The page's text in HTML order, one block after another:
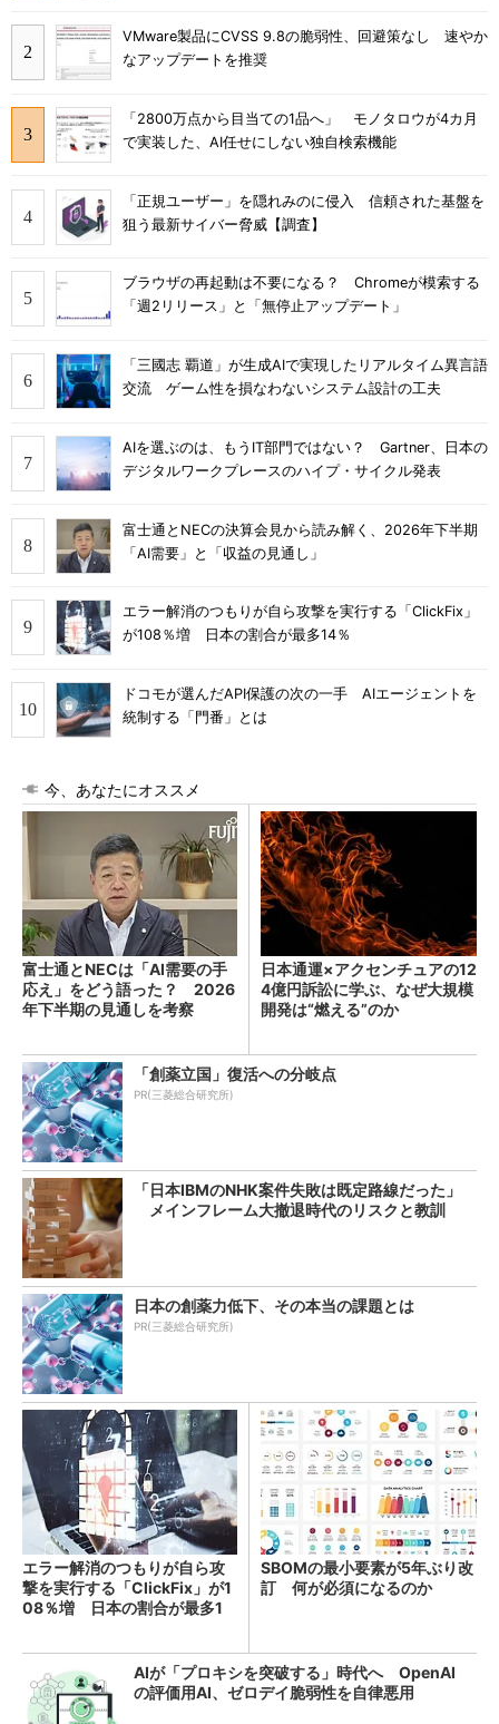
VMware製品にCVSS 9.8の脆弱性、回避策なし 速やか
なアップデートを推奨
「2800万点から目当ての1品へ」 モノタロウが4カ月
で実装した、AI任せにしない独自検索機能
「正規ユーザー」を隠れみのに侵入 信頼された基盤を
狙う最新サイバー脅威【調査】
ブラウザの再起動は不要になる？ Chromeが模索する
「週2リリース」と「無停止アップデート」
「三國志 覇道」が生成AIで実現したリアルタイム異言語
交流 ゲーム性を損なわないシステム設計の工夫
AIを選ぶのは、もうIT部門ではない？ Gartner、日本の
デジタルワークプレースのハイプ・サイクル発表
富士通とNECの決算会見から読み解く、2026年下半期
「AI需要」と「収益の見通し」
エラー解消のつもりが自ら攻撃を実行する「ClickFix」
が108％増 日本の割合が最多14％
ドコモが選んだAPI保護の次の一手 AIエージェントを
統制する「門番」とは
今、あなたにオススメ
富士通とNECは「AI需要の手
応え」をどう語った？ 2026
年下半期の見通しを考察
日本通運×アクセンチュアの12
4億円訴訟に学ぶ、なぜ大規模
開発は“燃える”のか
「創薬立国」復活への分岐点
PR(三菱総合研究所)
「日本IBMのNHK案件失敗は既定路線だった」
メインフレーム大撤退時代のリスクと教訓
日本の創薬力低下、その本当の課題とは
PR(三菱総合研究所)
エラー解消のつもりが自ら攻
撃を実行する「ClickFix」が1
08％増 日本の割合が最多1
SBOMの最小要素が5年ぶり改
訂 何が必須になるのか
AIが「プロキシを突破する」時代へ OpenAI
の評価用AI、ゼロデイ脆弱性を自律悪用